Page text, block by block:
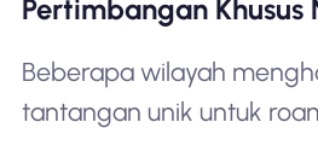
Pertimbangan Khusus
Beberapa wilayah
tantangan unik untuk